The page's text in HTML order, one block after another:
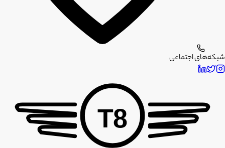
شبکه‌های اجتماعی
T8